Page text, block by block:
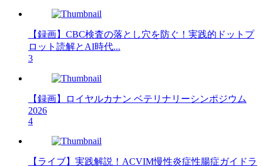
【録画】CBC検査の落とし穴を防ぐ！実践的ドットプ
ロット読解とAI時代...
3
【録画】ロイヤルカナン ベテリナリーシンポジウム
2026
4
【ライブ】実践解説！ACVIM慢性炎症性腸症ガイドラ